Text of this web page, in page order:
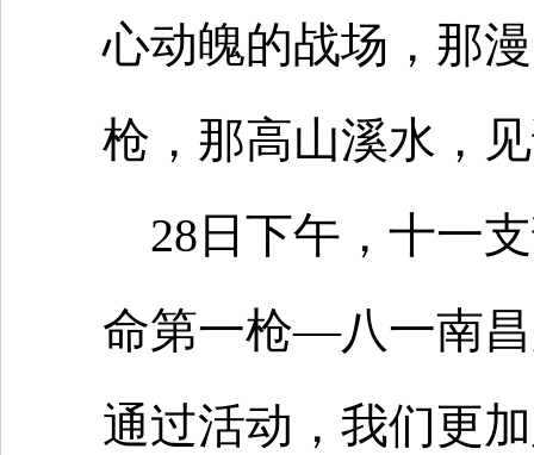
心动魄的战场，那
枪，那高山溪水，
28日下午，十一
命第一枪—八一南
通过活动，我们更